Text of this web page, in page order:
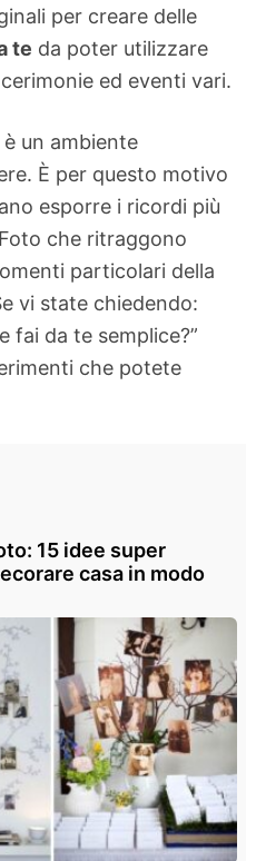
per creare delle
te da poter utilizzare
ed eventi vari.
un ambiente
È per questo motivo
esporre i ricordi più
che ritraggono
particolari della
vi state chiedendo:
fai da te semplice?”
che potete
15 idee super
casa in modo